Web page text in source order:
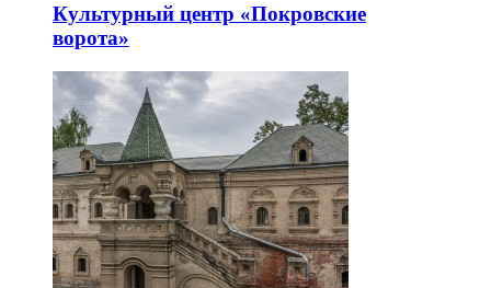
Культурный центр «Покровские
ворота»